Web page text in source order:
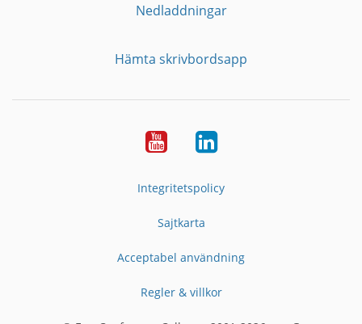
Nedladdningar
Hämta skrivbordsapp
YouTubeLinkedIn
Integritetspolicy
Sajtkarta
Acceptabel användning
Regler & villkor